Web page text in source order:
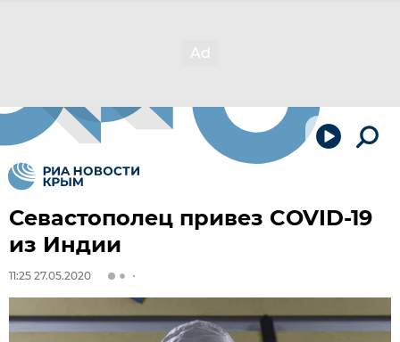
Севастополец привез COVID-19
из Индии
11:25 27.05.2020